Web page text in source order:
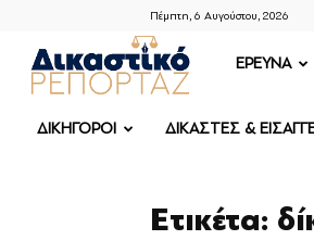
Πέμπτη, 6 Αυγούστου, 2026
ΔΙΚΑΣΤΙΚΟ
ΡΕΠΟΡΤΑΖ
ΕΡΕΥΝΑ
ΔΙΚΗΓΟΡΟΙ ΔΙΚΑΣΤΕΣ &
Ετικέτα: